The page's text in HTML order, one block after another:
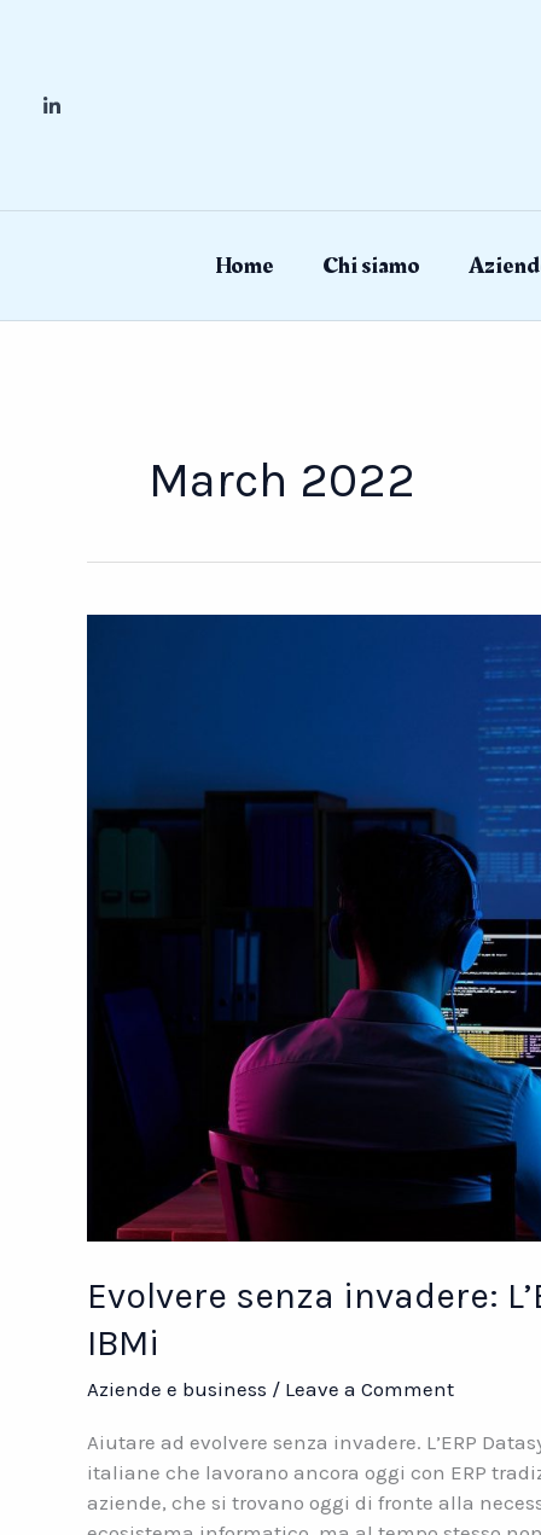
Home Chi siamo
March 2022
Evolvere senza invadere:
IBMi
Aziende e business / Leave a Comment
Aiutare ad evolvere senza invadere. L’ERP
italiane che lavorano ancora oggi con ERP
aziende, che si trovano oggi di fronte alla